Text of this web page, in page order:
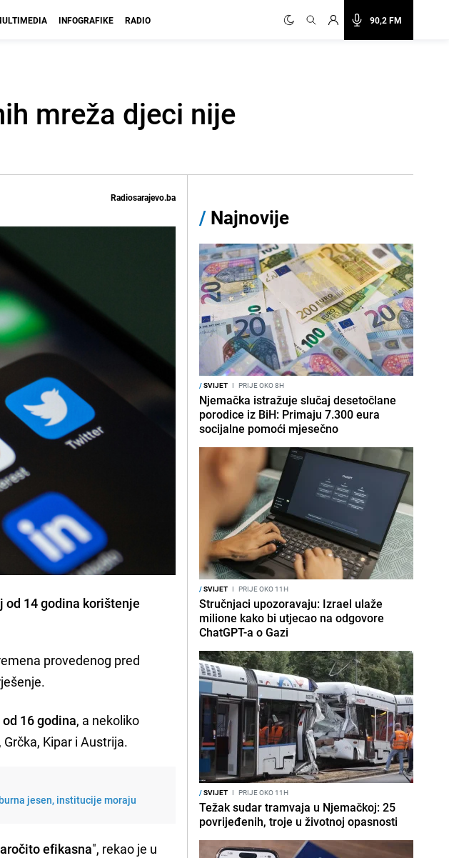
90,2 FM
INFOGRAFIKE RADIO
mreža djeci nije
Radiosarajevo.ba
14 godina korištenje
provedenog pred
16 godina, a nekoliko
Kipar i Austrija.
jesen, institucije moraju
efikasna", rekao je u
/ Najnovije
/SVIJET I PRIJE OKO 8H
Njemačka istražuje slučaj desetočlane
porodice iz BiH: Primaju 7.300 eura
socijalne pomoći mjesečno
/SVIJET I PRIJE OKO 11H
Stručnjaci upozoravaju: Izrael ulaže
milione kako bi utjecao na odgovore
ChatGPT-a o Gazi
/SVIJET I PRIJE OKO 11H
Težak sudar tramvaja u Njemačkoj: 25
povrijeđenih, troje u životnoj opasnosti